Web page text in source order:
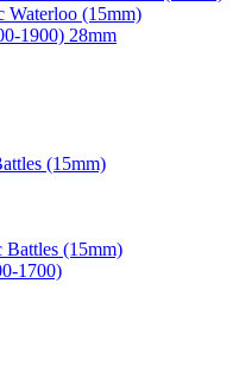
Waterloo (15mm)
1900) 28mm
(15mm)
Battles (15mm)
1700)